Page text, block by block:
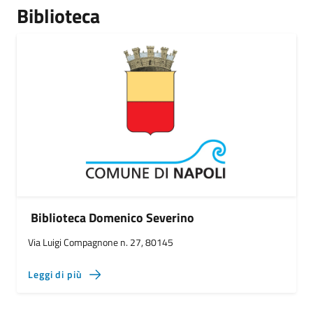
Biblioteca
Biblioteca Domenico Severino
Via Luigi Compagnone n. 27, 80145
Leggi di più